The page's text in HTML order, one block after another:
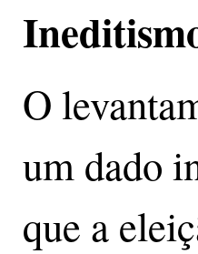
O
um dado
que a